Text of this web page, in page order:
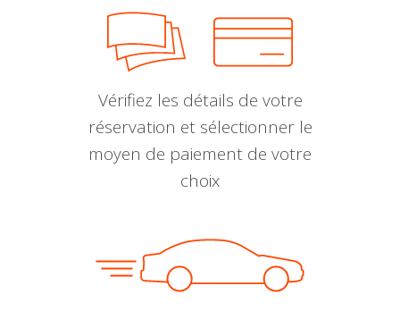
Vérifiez les détails de votre
réservation et sélectionner le
moyen de paiement de votre
choix